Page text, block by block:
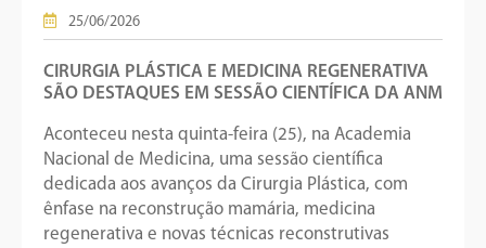
25/06/2026
CIRURGIA PLÁSTICA E MEDICINA REGENERATIVA
SÃO DESTAQUES EM SESSÃO CIENTÍFICA DA ANM
Aconteceu nesta quinta-feira (25), na Academia
Nacional de Medicina, uma sessão científica
dedicada aos avanços da Cirurgia Plástica, com
ênfase na reconstrução mamária, medicina
regenerativa e novas técnicas reconstrutivas